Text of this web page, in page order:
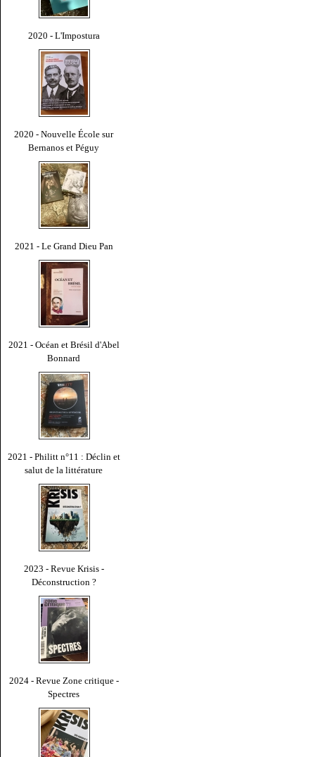
2020 - L'Impostura
2020 - Nouvelle École sur
Bernanos et Péguy
2021 - Le Grand Dieu Pan
2021 - Océan et Brésil d'Abel
Bonnard
2021 - Philitt n°11 : Déclin et
salut de la littérature
2023 - Revue Krisis -
Déconstruction ?
2024 - Revue Zone critique -
Spectres